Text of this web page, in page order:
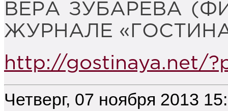
ВЕРА ЗУБАРЕВА
ЖУРНАЛЕ
http://gostinaya.net/
Четверг, 07 ноября 2013